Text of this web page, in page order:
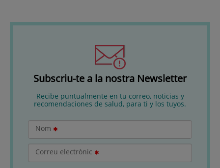
Subscriu-te a la nostra Newsletter
Recibe puntualmente en tu correo, noticias y
recomendaciones de salud, para ti y los tuyos.
Nom
Correu electrònic